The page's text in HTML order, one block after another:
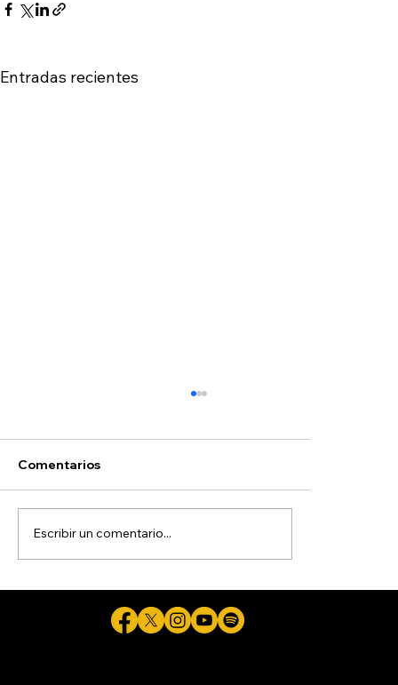
Entradas recientes
Aguirre, exgobernador de Guerrero
Comentarios
Escribir un comentario...